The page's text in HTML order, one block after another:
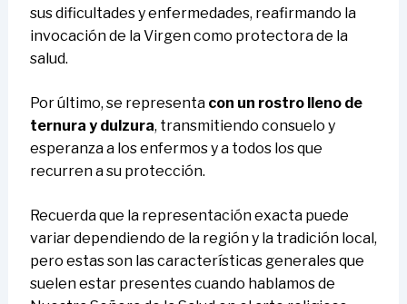
sus dificultades y enfermedades, reafirmando la
invocación de la Virgen como protectora de la
salud.
Por último, se representa con un rostro lleno de
ternura y dulzura, transmitiendo consuelo y
esperanza a los enfermos y a todos los que
recurren a su protección.
Recuerda que la representación exacta puede
variar dependiendo de la región y la tradición local,
pero estas son las características generales que
suelen estar presentes cuando hablamos de